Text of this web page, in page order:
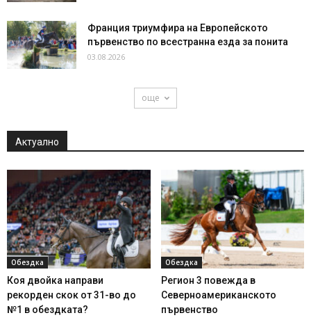
Франция триумфира на Европейското
първенство по всестранна езда за понита
03.08.2026
още
Актуално
Обездка
Коя двойка направи
рекорден скок от 31-во до
№1 в обездката?
Обездка
Регион 3 повежда в
Северноамериканското
първенство